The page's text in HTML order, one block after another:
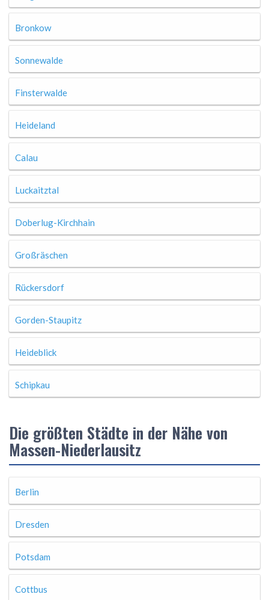
Bronkow
Sonnewalde
Finsterwalde
Heideland
Calau
Luckaitztal
Doberlug-Kirchhain
Großräschen
Rückersdorf
Gorden-Staupitz
Heideblick
Schipkau
Die größten Städte in der Nähe von
Massen-Niederlausitz
Berlin
Dresden
Potsdam
Cottbus